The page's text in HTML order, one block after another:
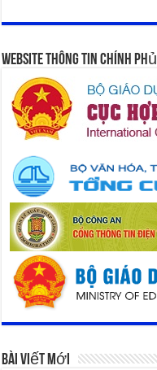
Website Thông Tin Chính Phủ
Bài Viết Mới